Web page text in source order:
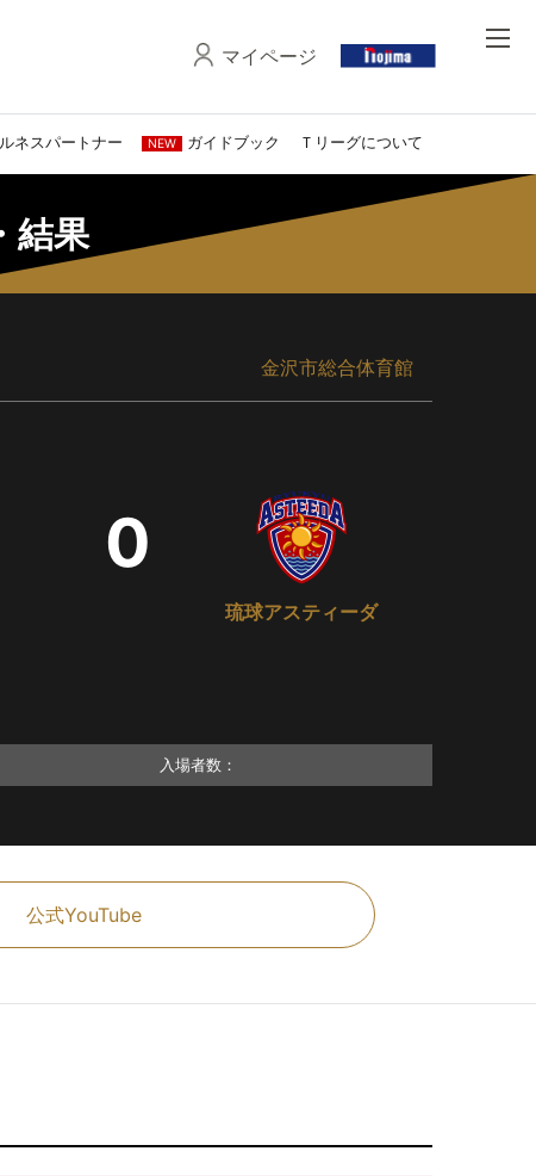
マイページ
ネスパートナー NEW ガイドブック Ｔリーグについて
結果
金沢市総合体育館
琉球アスティーダ
0
入場者数：
公式YouTube